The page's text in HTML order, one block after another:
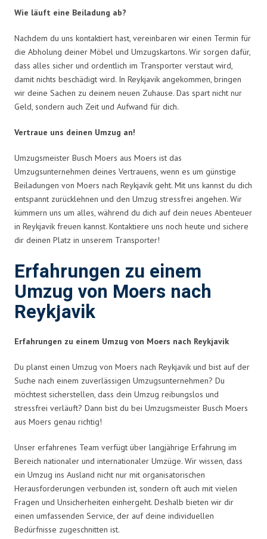
Wie läuft eine Beiladung ab?
Nachdem du uns kontaktiert hast, vereinbaren wir einen Termin für
die Abholung deiner Möbel und Umzugskartons. Wir sorgen dafür,
dass alles sicher und ordentlich im Transporter verstaut wird,
damit nichts beschädigt wird. In Reykjavik angekommen, bringen
wir deine Sachen zu deinem neuen Zuhause. Das spart nicht nur
Geld, sondern auch Zeit und Aufwand für dich.
Vertraue uns deinen Umzug an!
Umzugsmeister Busch Moers aus Moers ist das
Umzugsunternehmen deines Vertrauens, wenn es um günstige
Beiladungen von Moers nach Reykjavik geht. Mit uns kannst du dich
entspannt zurücklehnen und den Umzug stressfrei angehen. Wir
kümmern uns um alles, während du dich auf dein neues Abenteuer
in Reykjavik freuen kannst. Kontaktiere uns noch heute und sichere
dir deinen Platz in unserem Transporter!
Erfahrungen zu einem
Umzug von Moers nach
Reykjavik
Erfahrungen zu einem Umzug von Moers nach Reykjavik
Du planst einen Umzug von Moers nach Reykjavik und bist auf der
Suche nach einem zuverlässigen Umzugsunternehmen? Du
möchtest sicherstellen, dass dein Umzug reibungslos und
stressfrei verläuft? Dann bist du bei Umzugsmeister Busch Moers
aus Moers genau richtig!
Unser erfahrenes Team verfügt über langjährige Erfahrung im
Bereich nationaler und internationaler Umzüge. Wir wissen, dass
ein Umzug ins Ausland nicht nur mit organisatorischen
Herausforderungen verbunden ist, sondern oft auch mit vielen
Fragen und Unsicherheiten einhergeht. Deshalb bieten wir dir
einen umfassenden Service, der auf deine individuellen
Bedürfnisse zugeschnitten ist.